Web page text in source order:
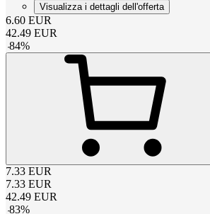
Visualizza i dettagli dell'offerta
6.60 EUR
42.49 EUR
-84%
7.33 EUR
7.33 EUR
42.49 EUR
-83%